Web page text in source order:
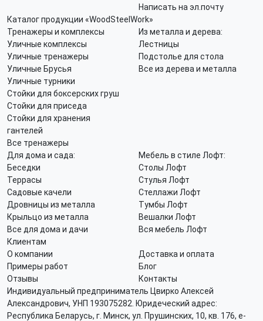
Написать на эл.почту
Каталог продукции «WoodSteelWork»
Тренажеры и комплексы
Уличные комплексы
Уличные тренажеры
Уличные Брусья
Уличные турники
Стойки для боксерских груш
Стойки для приседа
Стойки для хранения
гантелей
Все тренажеры
Из металла и дерева:
Лестницы
Подстолье для стола
Все из дерева и металла
Для дома и сада:
Беседки
Террасы
Садовые качели
Дровницы из металла
Крыльцо из металла
Все для дома и дачи
Мебель в стиле Лофт:
Столы Лофт
Стулья Лофт
Стеллажи Лофт
Тумбы Лофт
Вешалки Лофт
Вся мебель Лофт
Клиентам
О компании
Доставка и оплата
Примеры работ
Блог
Отзывы
Контакты
Индивидуальный предприниматель Цвирко Алексей
Александрович, УНП 193075282. Юридеческий адрес:
Республика Беларусь, г. Минск, ул. Прушинских, 10, кв. 176, e-